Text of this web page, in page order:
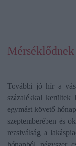
További jó hír a
százalékkal
egymást követő
szeptemberében és
rezsiválság a